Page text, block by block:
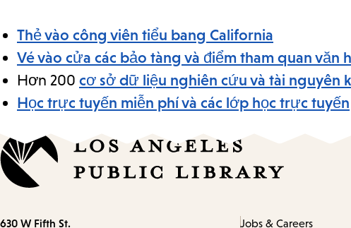
Thẻ vào công viên tiểu bang California
Vé vào cửa các bảo tàng và điểm tham quan văn
Hơn 200 cơ sở dữ liệu nghiên cứu và tài nguyên
Học trực tuyến miễn phí và các lớp học trực tuyến
Contact
630 W Fifth St. Jobs & Careers